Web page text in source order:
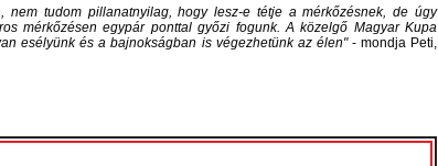
nem tudom pillanatnyilag, hogy lesz-e tétje a mérkőzésnek, de úgy
mérkőzésen egypár ponttal győzi fogunk. A közelgő Magyar Kupa
esélyünk és a bajnokságban is végezhetünk az élen - mondja Peti,